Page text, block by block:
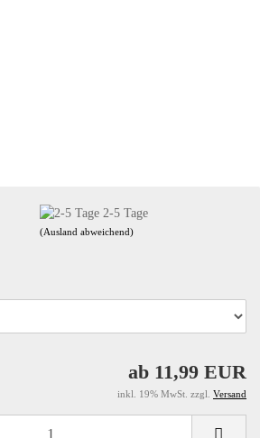
2-5 Tage
(Ausland abweichend)
ab 11,99 EUR
inkl. 19% MwSt. zzgl. Versand